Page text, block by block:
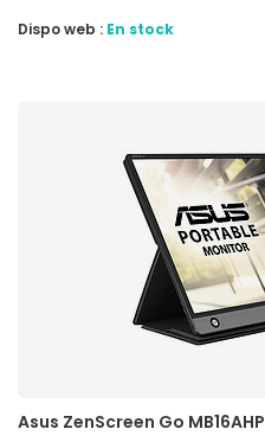
Dispo web : En stock
Asus ZenScreen Go MB16AHP